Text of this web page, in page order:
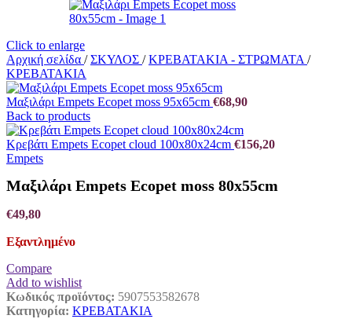
Click to enlarge
Αρχική σελίδα / ΣΚΥΛΟΣ / ΚΡΕΒΑΤΑΚΙΑ - ΣΤΡΩΜΑΤΑ /
ΚΡΕΒΑΤΑΚΙΑ
Μαξιλάρι Empets Ecopet moss 95x65cm €68,90
Back to products
Κρεβάτι Empets Ecopet cloud 100x80x24cm €156,20
Empets
Μαξιλάρι Empets Ecopet moss 80x55cm
€49,80
Εξαντλημένο
Compare
Add to wishlist
Κωδικός προϊόντος: 5907553582678
Κατηγορία: ΚΡΕΒΑΤΑΚΙΑ